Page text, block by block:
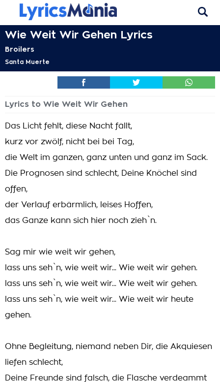
Wie Weit Wir Gehen Lyrics
Broilers
Santa Muerte
Lyrics to Wie Weit Wir Gehen
Das Licht fehlt, diese Nacht fällt,
kurz vor zwölf, nicht bei bei Tag,
die Welt im ganzen, ganz unten und ganz im Sack.
Die Prognosen sind schlecht, Deine Knöchel sind
offen,
der Verlauf erbärmlich, leises Hoffen,
das Ganze kann sich hier noch zieh`n.
Sag mir wie weit wir gehen,
lass uns seh`n, wie weit wir... Wie weit wir gehen.
lass uns seh`n, wie weit wir... Wie weit wir gehen.
lass uns seh`n, wie weit wir... Wie weit wir heute
gehen.
Ohne Begleitung, niemand neben Dir, die Akquiesen
liefen schlecht,
Deine Freunde sind falsch, die Flasche verdeammt